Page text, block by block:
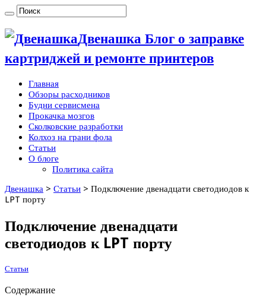
Двенашка Блог о заправке
картриджей и ремонте принтеров
Главная
Обзоры расходников
Будни сервисмена
Прокачка мозгов
Сколковские разработки
Колхоз на грани фола
Статьи
О блоге
Политика сайта
Двенашка > Статьи > Подключение двенадцати светодиодов к
LPT порту
Подключение двенадцати
светодиодов к LPT порту
Статьи
Содержание